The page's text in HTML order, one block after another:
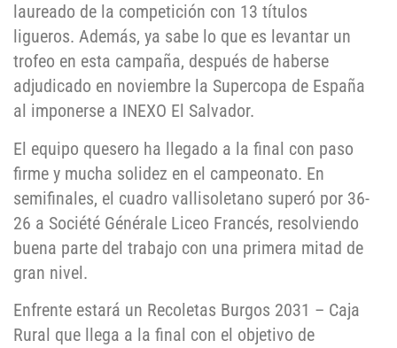
laureado de la competición con 13 títulos
ligueros. Además, ya sabe lo que es levantar un
trofeo en esta campaña, después de haberse
adjudicado en noviembre la Supercopa de España
al imponerse a INEXO El Salvador.
El equipo quesero ha llegado a la final con paso
firme y mucha solidez en el campeonato. En
semifinales, el cuadro vallisoletano superó por 36-
26 a Société Générale Liceo Francés, resolviendo
buena parte del trabajo con una primera mitad de
gran nivel.
Enfrente estará un Recoletas Burgos 2031 – Caja
Rural que llega a la final con el objetivo de